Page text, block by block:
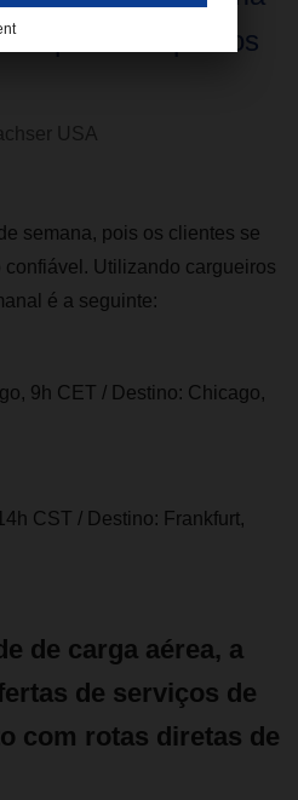
seus prazos
USA
semana, pois os clientes se
Utilizando cargueiros
é a seguinte:
9h CET / Destino: Chicago,
CST / Destino: Frankfurt,
de carga aérea, a
de serviços de
com rotas diretas de